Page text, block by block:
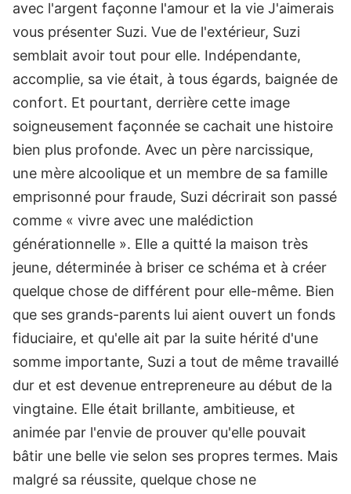
avec l'argent façonne l'amour et la vie J'aimerais
vous présenter Suzi. Vue de l'extérieur, Suzi
semblait avoir tout pour elle. Indépendante,
accomplie, sa vie était, à tous égards, baignée de
confort. Et pourtant, derrière cette image
soigneusement façonnée se cachait une histoire
bien plus profonde. Avec un père narcissique,
une mère alcoolique et un membre de sa famille
emprisonné pour fraude, Suzi décrirait son passé
comme « vivre avec une malédiction
générationnelle ». Elle a quitté la maison très
jeune, déterminée à briser ce schéma et à créer
quelque chose de différent pour elle-même. Bien
que ses grands-parents lui aient ouvert un fonds
fiduciaire, et qu'elle ait par la suite hérité d'une
somme importante, Suzi a tout de même travaillé
dur et est devenue entrepreneure au début de la
vingtaine. Elle était brillante, ambitieuse, et
animée par l'envie de prouver qu'elle pouvait
bâtir une belle vie selon ses propres termes. Mais
malgré sa réussite, quelque chose ne